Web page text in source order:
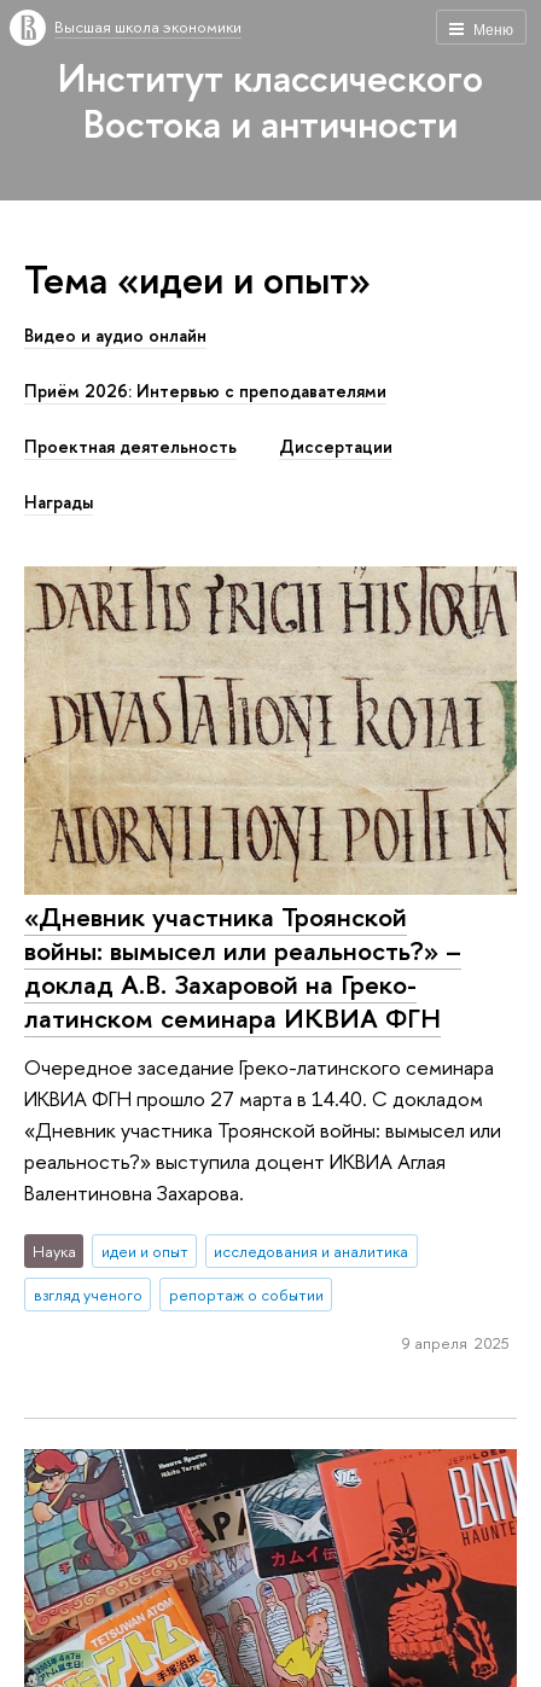
Меню
Высшая школа экономики
Институт классического
Востока и античности
Тема «идеи и опыт»
Видео и аудио онлайн
Приём 2026: Интервью с преподавателями
Проектная деятельность Диссертации
Награды
«Дневник участника Троянской
войны: вымысел или реальность?» –
доклад А.В. Захаровой на Греко-
латинском семинара ИКВИА ФГН
Очередное заседание Греко-латинского семинара
ИКВИА ФГН прошло 27 марта в 14.40. С докладом
«Дневник участника Троянской войны: вымысел или
реальность?» выступила доцент ИКВИА Аглая
Валентиновна Захарова.
Наука идеи и опыт
исследования и аналитика
взгляд ученого
репортаж о событии
9 апреля 2025